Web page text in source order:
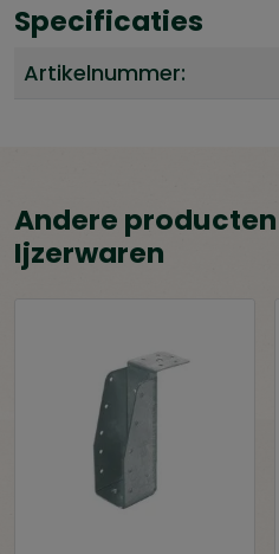
Specificaties
Artikelnummer:
Andere
Ijzerwaren